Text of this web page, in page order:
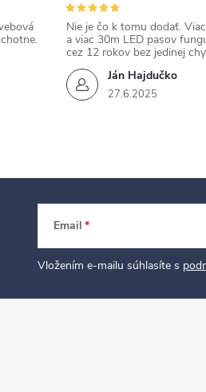
Ján Hajdučko
27.6.2025
Nie je čo k tomu dodať.
a viac 30m LED pasov
cez 12 rokov bez jedinej
Email
Vložením e-mailu súhlasíte s